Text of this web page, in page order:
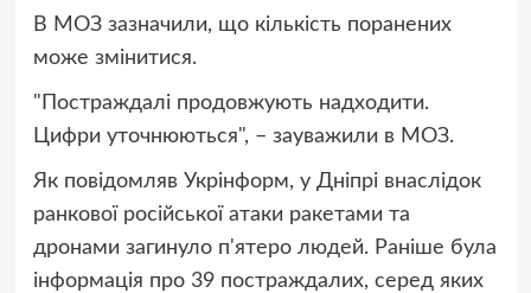
В МОЗ зазначили, що кількість поранених
може змінитися.
"Постраждалі продовжують надходити.
Цифри уточнюються", – зауважили в МОЗ.
Як повідомляв Укрінформ, у Дніпрі внаслідок
ранкової російської атаки ракетами та
дронами загинуло п'ятеро людей. Раніше була
інформація про 39 постраждалих, серед яких